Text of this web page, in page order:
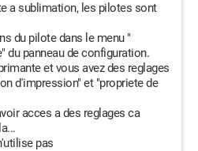
a sublimation, les pilotes sont
du pilote dans le menu "
du panneau de configuration.
et vous avez des reglages
d'impression" et "propriete de
acces a des reglages ca
pas